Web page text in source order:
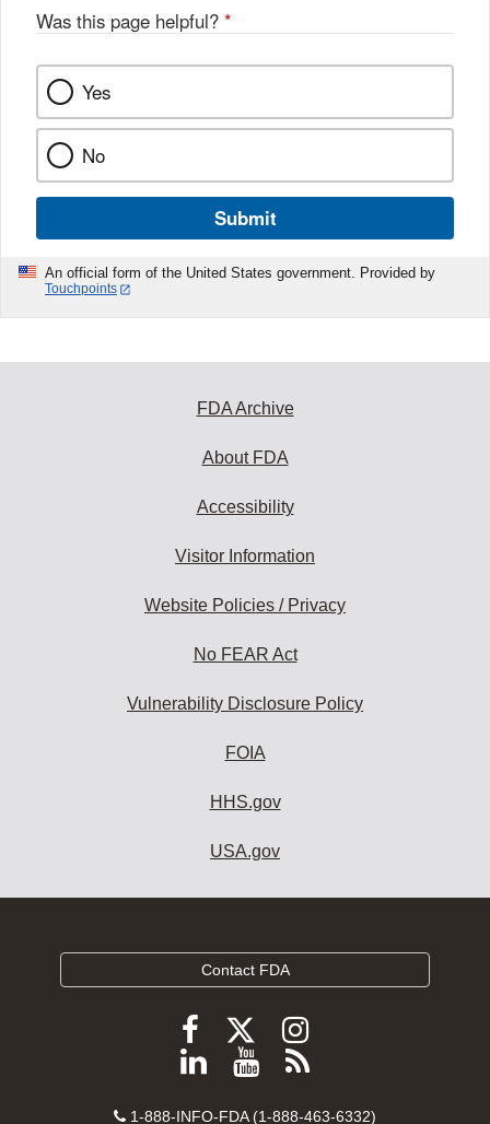
Was this page helpful? *
Yes
No
Submit
An official form of the United States government. Provided by
Touchpoints
FDA Archive
About FDA
Accessibility
Visitor Information
Website Policies / Privacy
No FEAR Act
Vulnerability Disclosure Policy
FOIA
HHS.gov
USA.gov
Contact FDA
Follow
FDA
Follow
FDA
Follow
FDA
Follow
ViewSubscribe
Contact
1-888-INFO-FDA (1-888-463-6332)